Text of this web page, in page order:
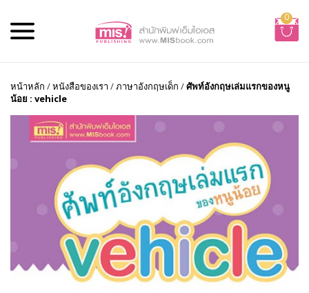
0
หน้าหลัก /หนังสือของเรา /ภาษาอังกฤษเด็ก /ศัพท์อังกฤษเล่มแรกของหนู
น้อย : vehicle